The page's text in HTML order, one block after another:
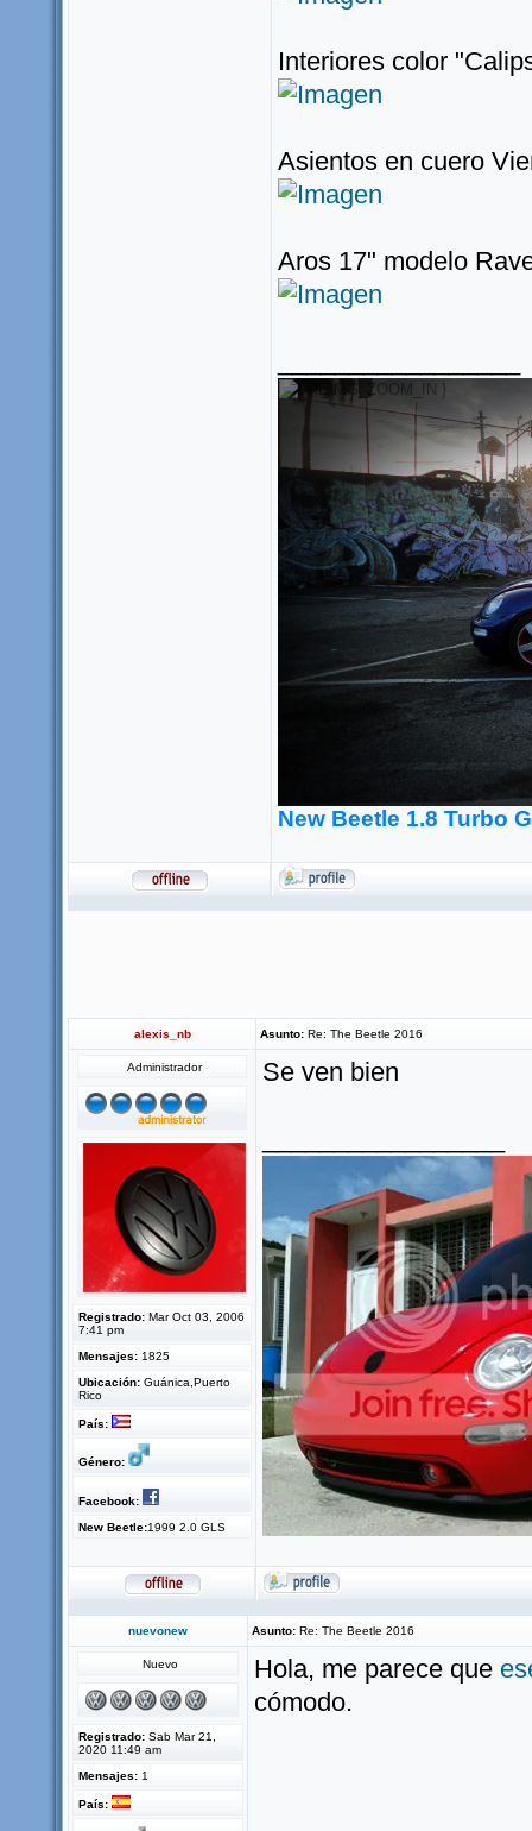
Interiores color
Asientos en cuero
Aros 17" modelo
New Beetle 1.8 Turbo
alexis_nb Asunto: Re: The Beetle 2016
Administrador
Registrado: Mar Oct 03, 2006
7:41 pm
Mensajes: 1825
Ubicación: Guánica,Puerto
Rico
País:
Género:
Facebook:
New Beetle:1999 2.0 GLS
Se ven bien
nuevonew Asunto: Re: The Beetle 2016
Nuevo
Registrado: Sab Mar 21,
2020 11:49 am
Mensajes: 1
País:
Hola, me parece que
cómodo.